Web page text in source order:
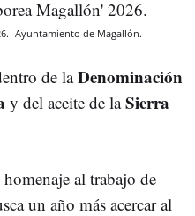
Ayuntamiento de Magallón.
de laDenominación
y del aceite de laSierra
al trabajo de
un año más acercar al